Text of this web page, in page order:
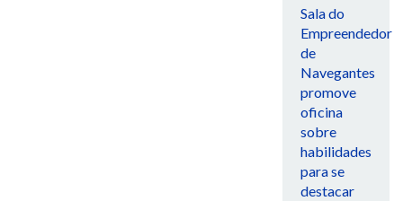
Sala do
Empreendedor
de
Navegantes
promove
oficina
sobre
habilidades
para se
destacar